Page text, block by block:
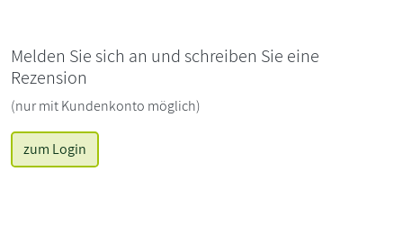
Melden Sie sich an und schreiben Sie eine
Rezension
(nur mit Kundenkonto möglich)
zum Login